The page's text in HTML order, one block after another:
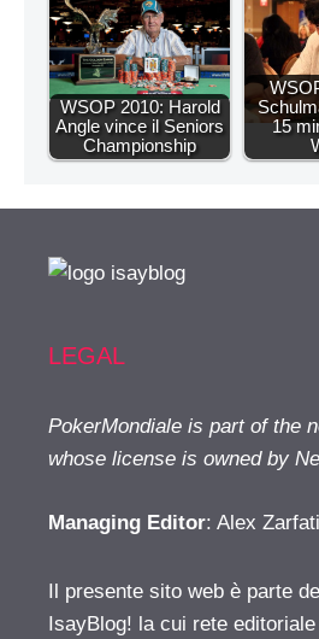
WSOP 2010: Harold
Angle vince il Seniors
Championship
15
LEGAL
PokerMondiale is part of the
whose license is owned by
Managing Editor: Alex Zarfati
Il presente sito web è parte
IsayBlog! la cui rete